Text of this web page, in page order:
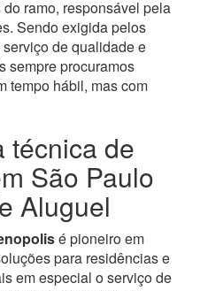
ramo, responsável pela
Sendo exigida pelos
de qualidade e
sempre procuramos
tempo hábil, mas com
técnica de
São Paulo
Aluguel
é pioneiro em
para residências e
em especial o serviço de